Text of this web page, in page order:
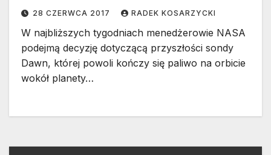
28 CZERWCA 2017 RADEK KOSARZYCKI
W najbliższych tygodniach menedżerowie NASA
podejmą decyzję dotyczącą przyszłości sondy
Dawn, której powoli kończy się paliwo na orbicie
wokół planety…